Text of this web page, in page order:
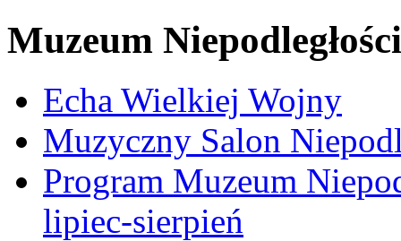
Muzeum Niepodległości
Echa Wielkiej Wojny
Muzyczny Salon
Program Muzeum
lipiec-sierpień